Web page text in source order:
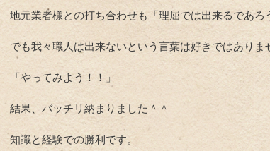
地元業者様との打ち合わせも「理屈では出来るであろ
でも我々職人は出来ないという言葉は好きではありま
「やってみよう！！」
結果、バッチリ納まりました＾＾
知識と経験での勝利です。